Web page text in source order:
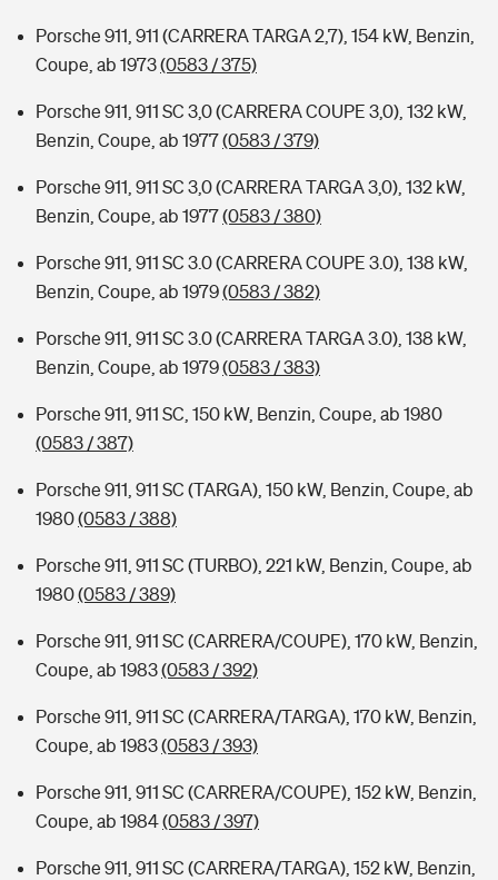
Porsche 911, 911 (CARRERA TARGA 2,7), 154 kW, Benzin,
Coupe, ab 1973(0583 / 375)
Porsche 911, 911 SC 3,0 (CARRERA COUPE 3,0), 132 kW,
Benzin, Coupe, ab 1977(0583 / 379)
Porsche 911, 911 SC 3,0 (CARRERA TARGA 3,0), 132 kW,
Benzin, Coupe, ab 1977(0583 / 380)
Porsche 911, 911 SC 3.0 (CARRERA COUPE 3.0), 138 kW,
Benzin, Coupe, ab 1979(0583 / 382)
Porsche 911, 911 SC 3.0 (CARRERA TARGA 3.0), 138 kW,
Benzin, Coupe, ab 1979(0583 / 383)
Porsche 911, 911 SC, 150 kW, Benzin, Coupe, ab 1980
(0583 / 387)
Porsche 911, 911 SC (TARGA), 150 kW, Benzin, Coupe, ab
1980(0583 / 388)
Porsche 911, 911 SC (TURBO), 221 kW, Benzin, Coupe, ab
1980(0583 / 389)
Porsche 911, 911 SC (CARRERA/COUPE), 170 kW, Benzin,
Coupe, ab 1983(0583 / 392)
Porsche 911, 911 SC (CARRERA/TARGA), 170 kW, Benzin,
Coupe, ab 1983(0583 / 393)
Porsche 911, 911 SC (CARRERA/COUPE), 152 kW, Benzin,
Coupe, ab 1984(0583 / 397)
Porsche 911, 911 SC (CARRERA/TARGA), 152 kW, Benzin,